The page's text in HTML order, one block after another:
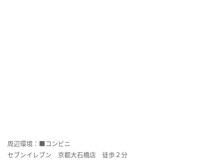
周辺環境：■コンビニ
セブンイレブン 京都大石橋店 徒歩２分